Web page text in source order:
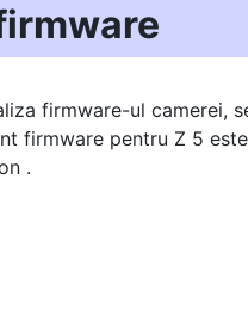
firmware-ul camerei,
firmware pentru Z 5 este
.